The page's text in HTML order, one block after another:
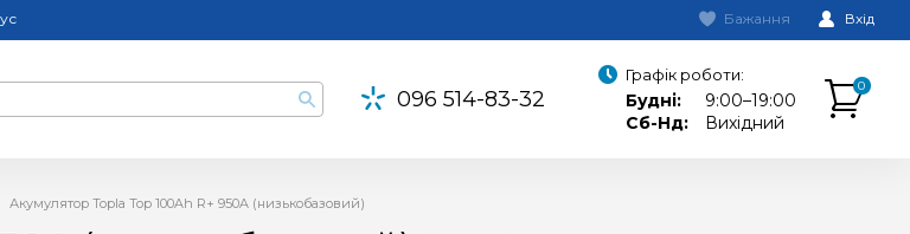
Бажання Вхід
096 514-83-32
Графік роботи:
Будні:
9:00–19:00
Сб-Нд:
Вихідний
0
Акумулятор Topla Top 100Ah R+ 950A (низькобазовий)